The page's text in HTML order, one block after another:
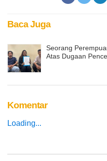
Baca Juga
Seorang
Atas Dugaan
Komentar
Loading...